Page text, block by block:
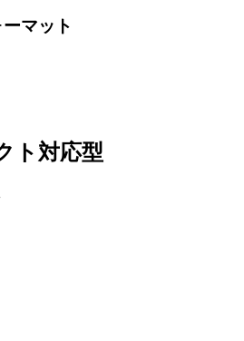
マット
ト対応型